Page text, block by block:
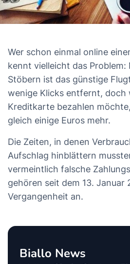
Wer schon einmal online
kennt vielleicht das Problem:
Stöbern ist das günstige
wenige Klicks entfernt, doch
Kreditkarte bezahlen
gleich einige Euros mehr.
Die Zeiten, in denen
Aufschlag hinblättern
vermeintlich falsche
gehören seit dem 13. Januar
Vergangenheit an.
Biallo News